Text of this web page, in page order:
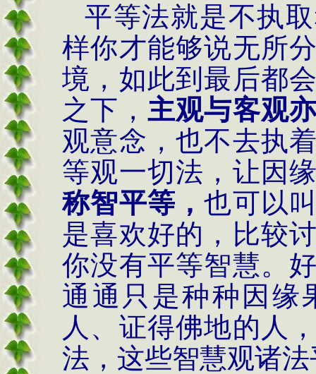
平等法就是不执
样你才能够说无所
境，如此到最后都
之下， 主观与客观
观意念，也不去执
等观一切法，让因
称智平等，也可以
是喜欢好的，比较
你没有平等智慧。
通通只是种种因缘
人、证得佛地的人
法，这些智慧观诸